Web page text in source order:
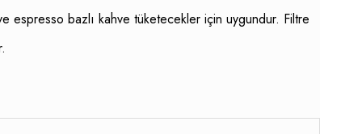
espresso bazlı kahve tüketecekler için uygundur. Filtre